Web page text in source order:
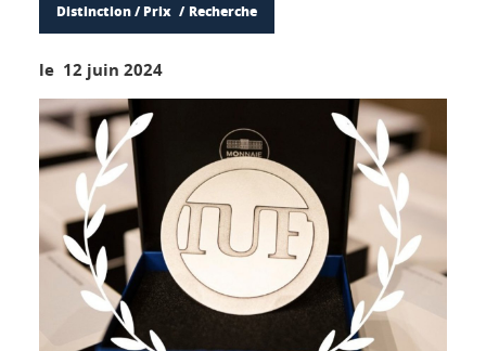
Distinction / Prix Recherche
le 12 juin 2024